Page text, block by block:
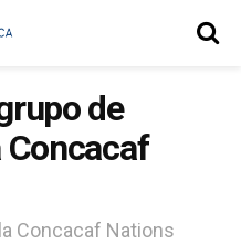
de
Concacaf
Concacaf Nations